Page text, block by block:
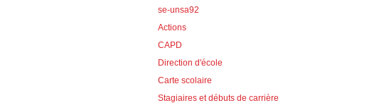
se-unsa92
Actions
CAPD
Direction d'école
Carte scolaire
Stagiaires et débuts de carrière